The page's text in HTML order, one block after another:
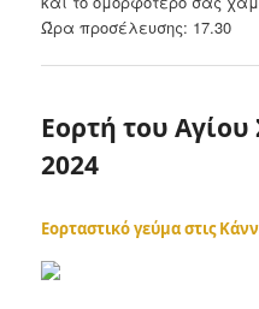
Ώρα προσέλευσης: 17.30
Εορτή του
2024
Εορταστικό γεύμα στις